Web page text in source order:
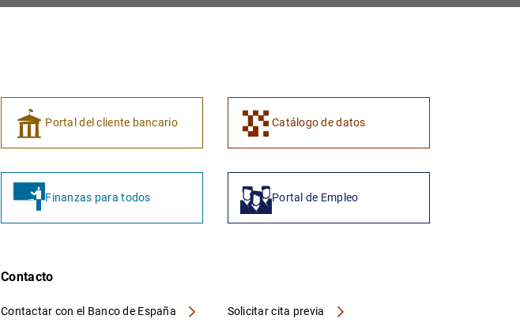
Portal del cliente bancario Catálogo de datos
Finanzas para todos Portal de Empleo
Contacto
Contactar con el Banco de España Solicitar cita previa